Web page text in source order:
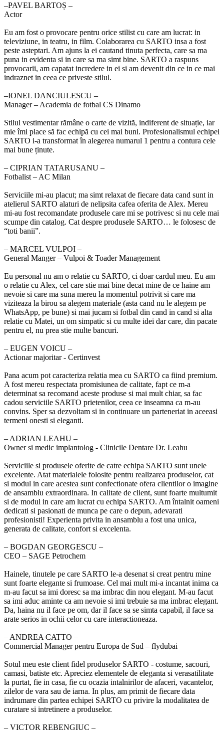
‒PAVEL BARTOȘ –
Actor
Eu am fost o provocare pentru orice stilist cu care am lucrat: in
televiziune, in teatru, in film. Colaborarea cu SARTO insa a fost
peste asteptari. Am ajuns la ei cautand tinuta perfecta, care sa ma
puna in evidenta si in care sa ma simt bine. SARTO a raspuns
provocarii, am capatat incredere in ei si am devenit din ce in ce mai
indraznet in ceea ce priveste stilul.
‒IONEL DANCIULESCU –
Manager – Academia de fotbal CS Dinamo
Stilul vestimentar rămâne o carte de vizită, indiferent de situație, iar
mie îmi place să fac echipă cu cei mai buni. Profesionalismul echipei
SARTO i-a transformat în alegerea numarul 1 pentru a contura cele
mai bune ținute.
‒ CIPRIAN TATARUSANU –
Fotbalist – AC Milan
Serviciile mi-au placut; ma simt relaxat de fiecare data cand sunt in
atelierul SARTO alaturi de nelipsita cafea oferita de Alex. Mereu
mi-au fost recomandate produsele care mi se potrivesc si nu cele mai
scumpe din catalog. Cat despre produsele SARTO… le folosesc de
“toti banii”.
‒ MARCEL VULPOI –
General Manger – Vulpoi & Toader Management
Eu personal nu am o relatie cu SARTO, ci doar cardul meu. Eu am
o relatie cu Alex, cel care stie mai bine decat mine de ce haine am
nevoie si care ma suna mereu la momentul potrivit si care ma
viziteaza la birou sa alegem materiale (asta cand nu le alegem pe
WhatsApp, pe bune) si mai jucam si fotbal din cand in cand si alta
relatie cu Matei, un om simpatic si cu multe idei dar care, din pacate
pentru el, nu prea stie multe bancuri.
‒ EUGEN VOICU –
Actionar majoritar - Certinvest
Pana acum pot caracteriza relatia mea cu SARTO ca fiind premium.
A fost mereu respectata promisiunea de calitate, fapt ce m-a
determinat sa recomand aceste produse si mai mult chiar, sa fac
cadou serviciile SARTO prietenilor, ceea ce inseamna ca m-au
convins. Sper sa dezvoltam si in continuare un parteneriat in aceeasi
termeni onesti si eleganti.
‒ ADRIAN LEAHU –
Owner si medic implantolog - Clinicile Dentare Dr. Leahu
Serviciile si produsele oferite de catre echipa SARTO sunt unele
excelente. Atat materialele folosite pentru realizarea produselor, cat
si modul in care acestea sunt confectionate ofera clientilor o imagine
de ansamblu extraordinara. In calitate de client, sunt foarte multumit
si de modul in care am lucrat cu echipa SARTO. Am întalnit oameni
dedicati si pasionati de munca pe care o depun, adevarati
profesionisti! Experienta privita in ansamblu a fost una unica,
generata de calitate, confort si excelenta.
‒ BOGDAN GEORGESCU –
CEO – SAGE Petrochem
Hainele, tinutele pe care SARTO le-a desenat si creat pentru mine
sunt foarte elegante si frumoase. Cel mai mult mi-a incantat inima ca
m-au facut sa imi doresc sa ma imbrac din nou elegant. M-au facut
sa imi aduc aminte ca am nevoie si imi trebuie sa ma imbrac elegant.
Da, haina nu il face pe om, dar il face sa se simta capabil, il face sa
arate serios in ochii celor cu care interactioneaza.
‒ ANDREA CATTO –
Commercial Manager pentru Europa de Sud – flydubai
Sotul meu este client fidel produselor SARTO - costume, sacouri,
camasi, batiste etc. Apreciez elementele de eleganta si verasatilitate
la purtat, fie in casa, fie cu ocazia intalnirilor de afaceri, vacantelor,
zilelor de vara sau de iarna. In plus, am primit de fiecare data
indrumare din partea echipei SARTO cu privire la modalitatea de
curatare si intretinere a produselor.
‒ VICTOR REBENGIUC –